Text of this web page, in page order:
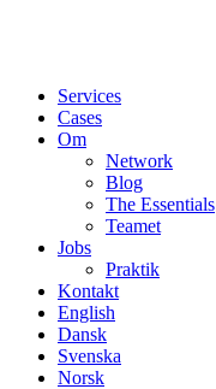
Services
Cases
Om
Network
Blog
The Essentials
Teamet
Jobs
Praktik
Kontakt
English
Dansk
Svenska
Norsk